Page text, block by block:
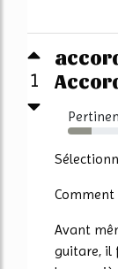
1
38%
Comment
Avant
guitare, il